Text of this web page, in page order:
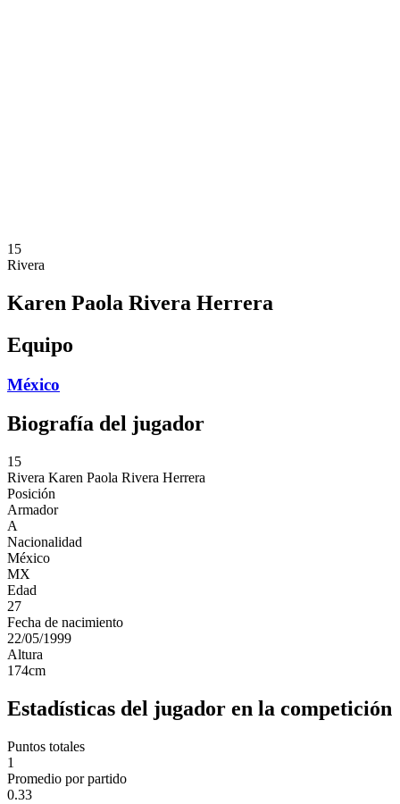
15
Rivera
Karen Paola Rivera Herrera
Equipo
México
Biografía del jugador
15
Rivera Karen Paola Rivera Herrera
Posición
Armador
A
Nacionalidad
México
MX
Edad
27
Fecha de nacimiento
22/05/1999
Altura
174cm
Estadísticas del jugador en la competición
Puntos totales
1
Promedio por partido
0.33